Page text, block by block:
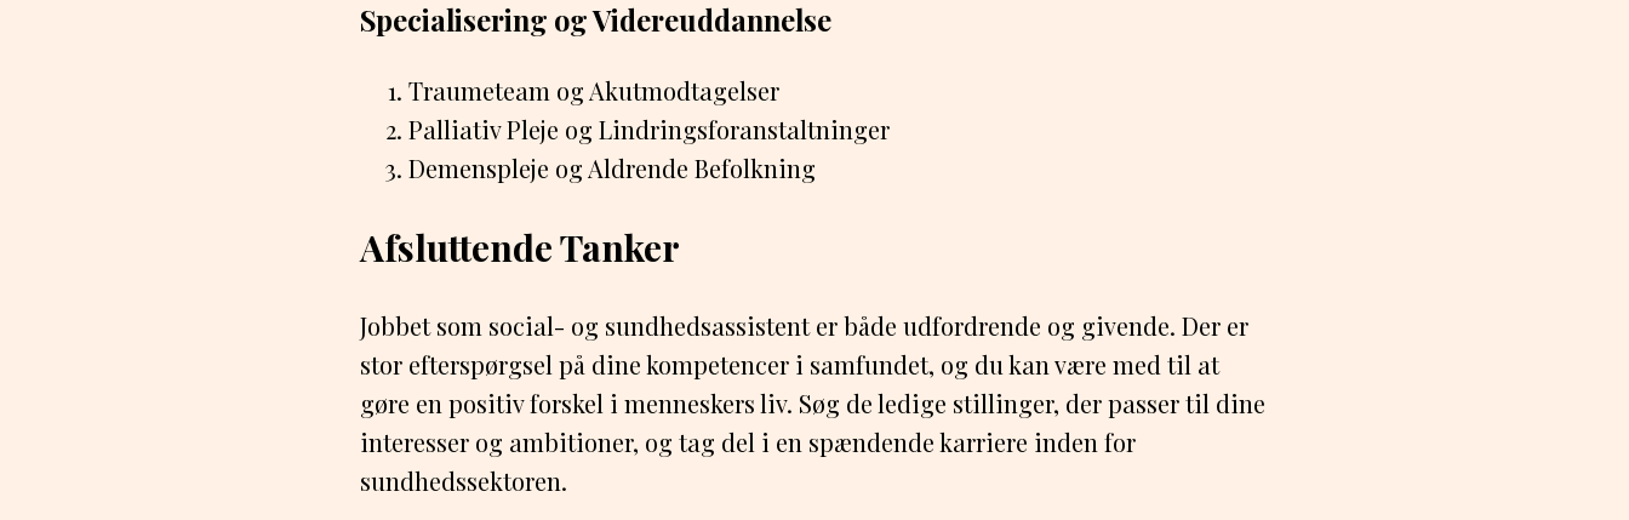
Specialisering og Videreuddannelse
Traumeteam og Akutmodtagelser
Palliativ Pleje og Lindringsforanstaltninger
Demenspleje og Aldrende Befolkning
Afsluttende Tanker
Jobbet som social- og sundhedsassistent er både udfordrende og givende. Der er
stor efterspørgsel på dine kompetencer i samfundet, og du kan være med til at
gøre en positiv forskel i menneskers liv. Søg de ledige stillinger, der passer til dine
interesser og ambitioner, og tag del i en spændende karriere inden for
sundhedssektoren.